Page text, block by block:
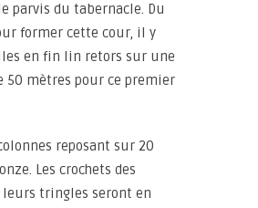
parvis du tabernacle. Du
former cette cour, il y
en fin lin retors sur une
50 mètres pour ce premier
reposant sur 20
Les crochets des
leurs tringles seront en